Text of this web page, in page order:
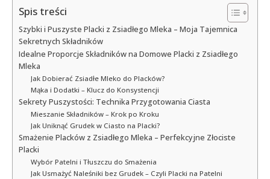
Spis treści
Szybki i Puszyste Placki z Zsiadłego Mleka – Moja Tajemnica
Sekretnych Składników
Idealne Proporcje Składników na Domowe Placki z Zsiadłego
Mleka
Jak Dobierać Zsiadłe Mleko do Placków?
Mąka i Dodatki – Klucz do Konsystencji
Sekrety Puszystości: Technika Przygotowania Ciasta
Mieszanie Składników – Krok po Kroku
Jak Uniknąć Grudek w Ciasto na Placki?
Smażenie Placków z Zsiadłego Mleka – Perfekcyjne Złociste
Placki
Wybór Patelni i Tłuszczu do Smażenia
Jak Usmażyć Naleśniki bez Grudek – Czyli Placki na Patelni